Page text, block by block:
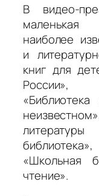
В видео-
наиболее
и
книг для
России»,
«Школьная
чтение».